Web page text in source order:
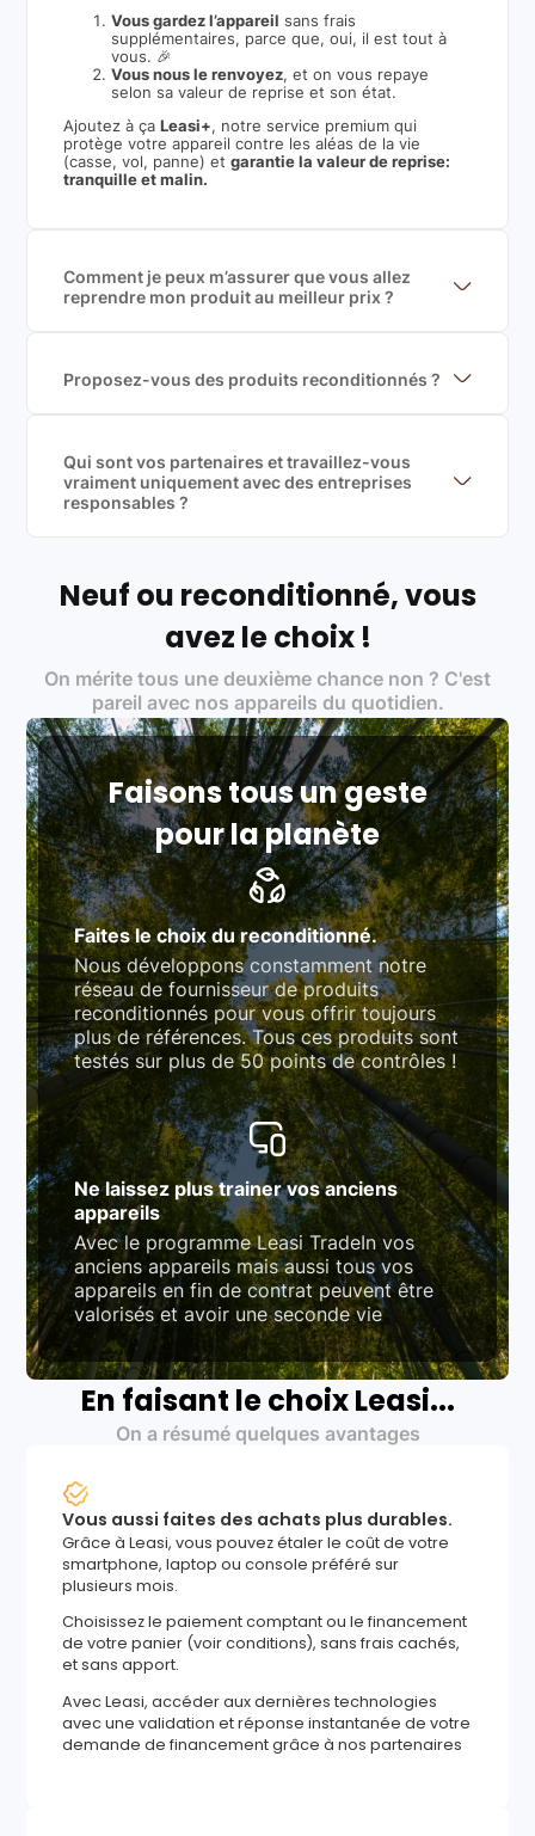
Vous gardez l’appareil sans frais
supplémentaires, parce que, oui, il est tout à
vous. 🎉
Vous nous le renvoyez, et on vous repaye
selon sa valeur de reprise et son état.
Ajoutez à ça Leasi+, notre service premium qui
protège votre appareil contre les aléas de la vie
(casse, vol, panne) etgarantie la valeur de reprise:
tranquille et malin.
Comment je peux m’assurer que vous allez
reprendre mon produit au meilleur prix ?
garantir le meilleur prix de rachat. De plus, nous
sommes rémunéré à la commission sur la valeur de
Proposez-vous des produits reconditionnés ?
produits officiels de grandes marques et du
reconditionné de haute qualité
Qui sont vos partenaires et travaillez-vous
vraiment uniquement avec des entreprises
responsables ?
Labels environnementaux & qualité de nos partenaires
traitement des déchets électroniques (DEEE)
Produits testés et vérifiés selon des standards
rigoureux (80 à 100 points de contrôle en
fonction des produits)
Respect des normes RAEE, RoHS, et du
référentiel QualiRepar (bonus réparation)
Neuf ou reconditionné, vous
avez le choix !
On mérite tous une deuxième chance non ? C'est
pareil avec nos appareils du quotidien.
Faisons tous un geste
pour la planète
Faites le choix du reconditionné.
Nous développons constamment notre
réseau de fournisseur de produits
reconditionnés pour vous offrir toujours
plus de références. Tous ces produits sont
testés sur plus de 50 points de contrôles !
Ne laissez plus trainer vos anciens
appareils
Avec le programme Leasi TradeIn vos
anciens appareils mais aussi tous vos
appareils en fin de contrat peuvent être
valorisés et avoir une seconde vie
En faisant le choix Leasi...
On a résumé quelques avantages
Vous aussi faites des achats plus durables.
Grâce à Leasi, vous pouvez étaler le coût de votre
smartphone, laptop ou console préféré sur
plusieurs mois.
Choisissez le paiement comptant ou le financement
de votre panier (voir conditions), sans frais cachés,
et sans apport.
Avec Leasi, accéder aux dernières technologies
avec une validation et réponse instantanée de votre
demande de financement grâce à nos partenaires